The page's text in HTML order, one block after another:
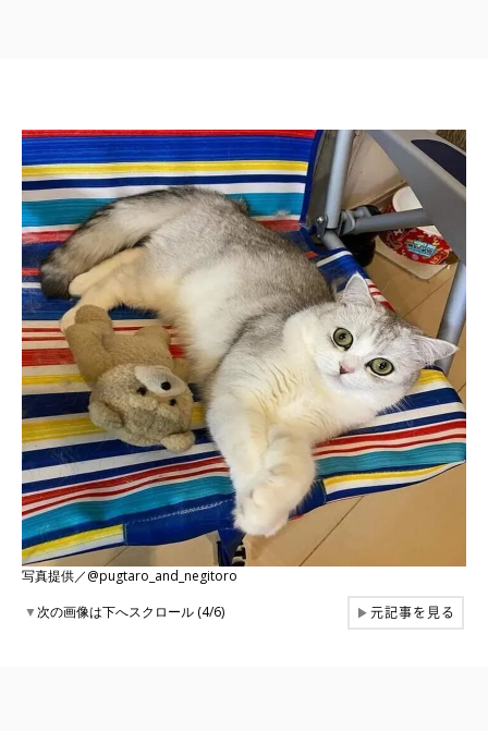
写真提供／@pugtaro_and_negitoro
▼次の画像は下へスクロール (4/6) ▶元記事を見る